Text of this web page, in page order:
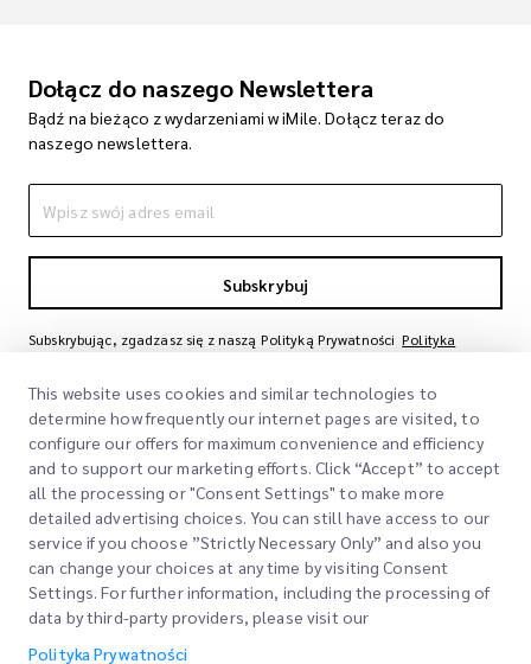
Dołącz do naszego Newslettera
Bądź na bieżąco z wydarzeniami w iMile. Dołącz teraz do
naszego newslettera.
Subskrybuj
Subskrybując, zgadzasz się z naszą Polityką Prywatności Polityka
Szybkie Linki
Lokalizacje Biur
Firma
This website uses cookies and similar technologies to
determine how frequently our internet pages are visited, to
configure our offers for maximum convenience and efficiency
and to support our marketing efforts. Click “Accept” to accept
all the processing or "Consent Settings" to make more
detailed advertising choices. You can still have access to our
service if you choose ”Strictly Necessary Only” and also you
can change your choices at any time by visiting Consent
Settings. For further information, including the processing of
data by third-party providers, please visit our
Polityka Prywatności